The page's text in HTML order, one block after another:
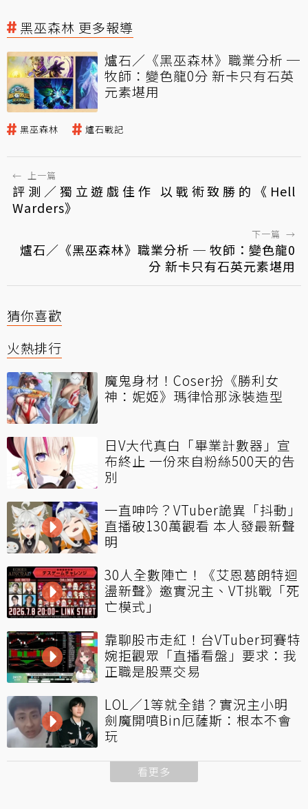
黑巫森林 更多報導
爐石／《黑巫森林》職業分析 ─
牧師：變色龍0分 新卡只有石英
元素堪用
黑巫森林 爐石戰記
← 上一篇
評測／獨立遊戲佳作 以戰術致勝的《Hell
Warders》
下一篇 →
爐石／《黑巫森林》職業分析 ─ 牧師：變色龍0
分 新卡只有石英元素堪用
猜你喜歡
火熱排行
魔鬼身材！Coser扮《勝利女
神：妮姬》瑪律恰那泳裝造型
日V大代真白「畢業計數器」宣
布終止 一份來自粉絲500天的告
別
一直呻吟？VTuber詭異「抖動」
直播破130萬觀看 本人發最新聲
明
30人全數陣亡！《艾恩葛朗特迴
盪新聲》邀實況主、VT挑戰「死
亡模式」
靠聊股市走紅！台VTuber珂賽特
婉拒觀眾「直播看盤」要求：我
正職是股票交易
LOL／1等就全錯？實況主小明
劍魔開噴Bin厄薩斯：根本不會
玩
看更多